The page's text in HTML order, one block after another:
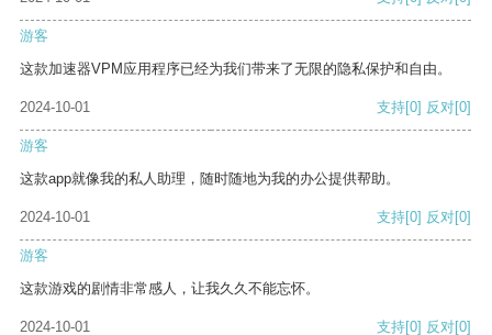
游客
这款加速器VPM应用程序已经为我们带来了无限的隐私保护和自由。
2024-10-01 支持[0] 反对[0]
游客
这款app就像我的私人助理，随时随地为我的办公提供帮助。
2024-10-01 支持[0] 反对[0]
游客
这款游戏的剧情非常感人，让我久久不能忘怀。
2024-10-01 支持[0] 反对[0]